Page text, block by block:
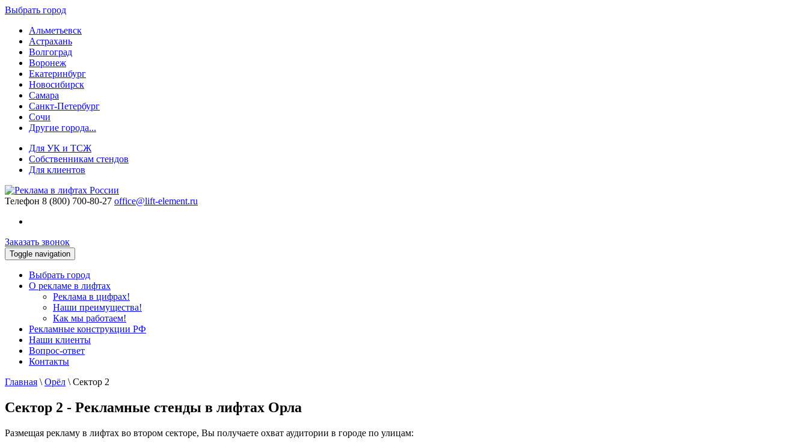
Выбрать город
Альметьевск
Астрахань
Волгоград
Воронеж
Екатеринбург
Новосибирск
Самара
Санкт-Петербург
Сочи
Другие города...
Для УК и ТСЖ
Собственникам стендов
Для клиентов
Телефон 8 (800) 700-80-27 office@lift-element.ru
Заказать звонок
Toggle navigation
Выбрать город
О рекламе в лифтах
Реклама в цифрах!
Наши преимущества!
Как мы работаем!
Рекламные конструкции РФ
Наши клиенты
Вопрос-ответ
Контакты
Главная \ Орёл \ Сектор 2
Сектор 2 - Рекламные стенды в лифтах Орла
Размещая рекламу в лифтах во втором секторе, Вы получаете охват аудитории в городе по улицам: